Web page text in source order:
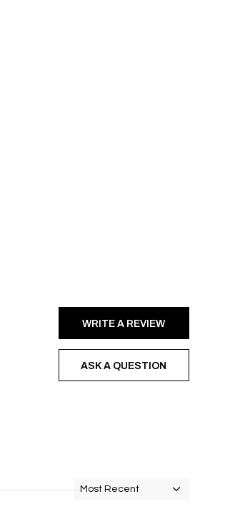
WRITE A REVIEW
ASK A QUESTION
Most Recent